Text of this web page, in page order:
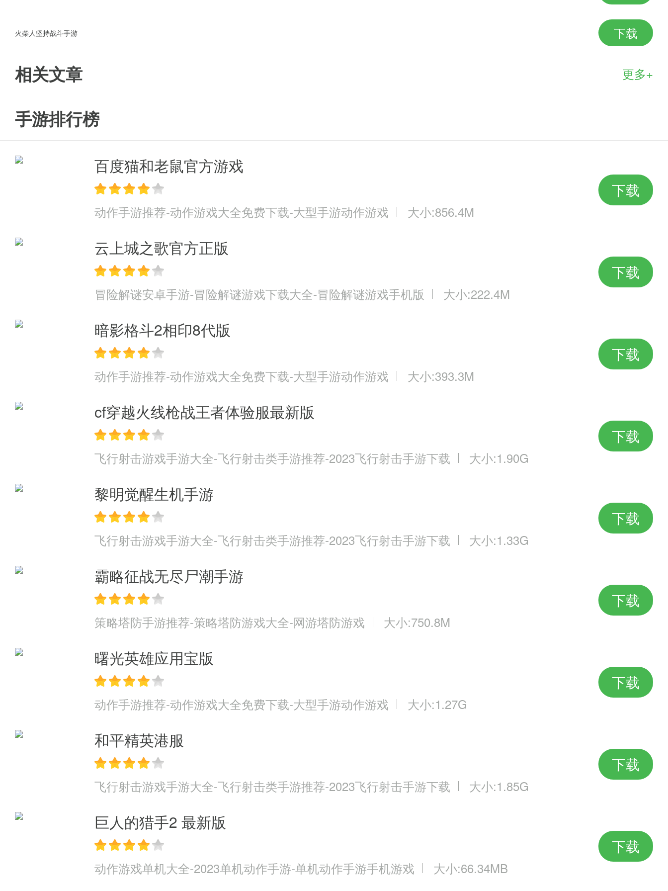
火柴人坚持战斗手游 下载
相关文章 更多+
手游排行榜
百度猫和老鼠官方游戏
动作手游推荐-动作游戏大全免费下载-大型手游动作游戏 大小:856.4M
下载
云上城之歌官方正版
冒险解谜安卓手游-冒险解谜游戏下载大全-冒险解谜游戏手机版 大小:222.4M
下载
暗影格斗2相印8代版
动作手游推荐-动作游戏大全免费下载-大型手游动作游戏 大小:393.3M
下载
cf穿越火线枪战王者体验服最新版
飞行射击游戏手游大全-飞行射击类手游推荐-2023飞行射击手游下载 大小:1.90G
下载
黎明觉醒生机手游
飞行射击游戏手游大全-飞行射击类手游推荐-2023飞行射击手游下载 大小:1.33G
下载
霸略征战无尽尸潮手游
策略塔防手游推荐-策略塔防游戏大全-网游塔防游戏 大小:750.8M
下载
曙光英雄应用宝版
动作手游推荐-动作游戏大全免费下载-大型手游动作游戏 大小:1.27G
下载
和平精英港服
飞行射击游戏手游大全-飞行射击类手游推荐-2023飞行射击手游下载 大小:1.85G
下载
巨人的猎手2 最新版
动作游戏单机大全-2023单机动作手游-单机动作手游手机游戏 大小:66.34MB
下载